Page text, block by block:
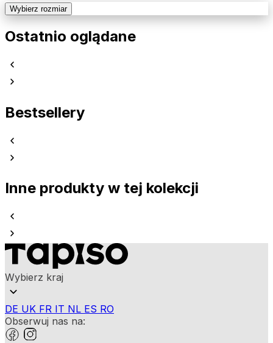
Wybierz rozmiar
Ostatnio oglądane
Bestsellery
Inne produkty w tej kolekcji
Wybierz kraj
DE UK FR IT NL ES RO
Obserwuj nas na: